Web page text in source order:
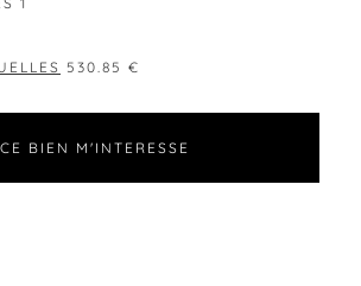
530.85 €
CE BIEN M'INTERESSE